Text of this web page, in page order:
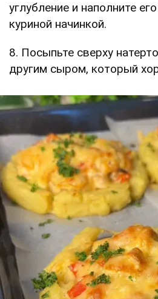
углубление и наполните
куриной начинкой.
8. Посыпьте сверху
другим сыром, который